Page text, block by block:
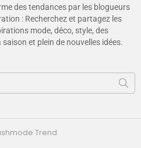
des tendances par les blogueurs
: Recherchez et partagez les
mode, déco, style, des
et plein de nouvelles idées.
Trend